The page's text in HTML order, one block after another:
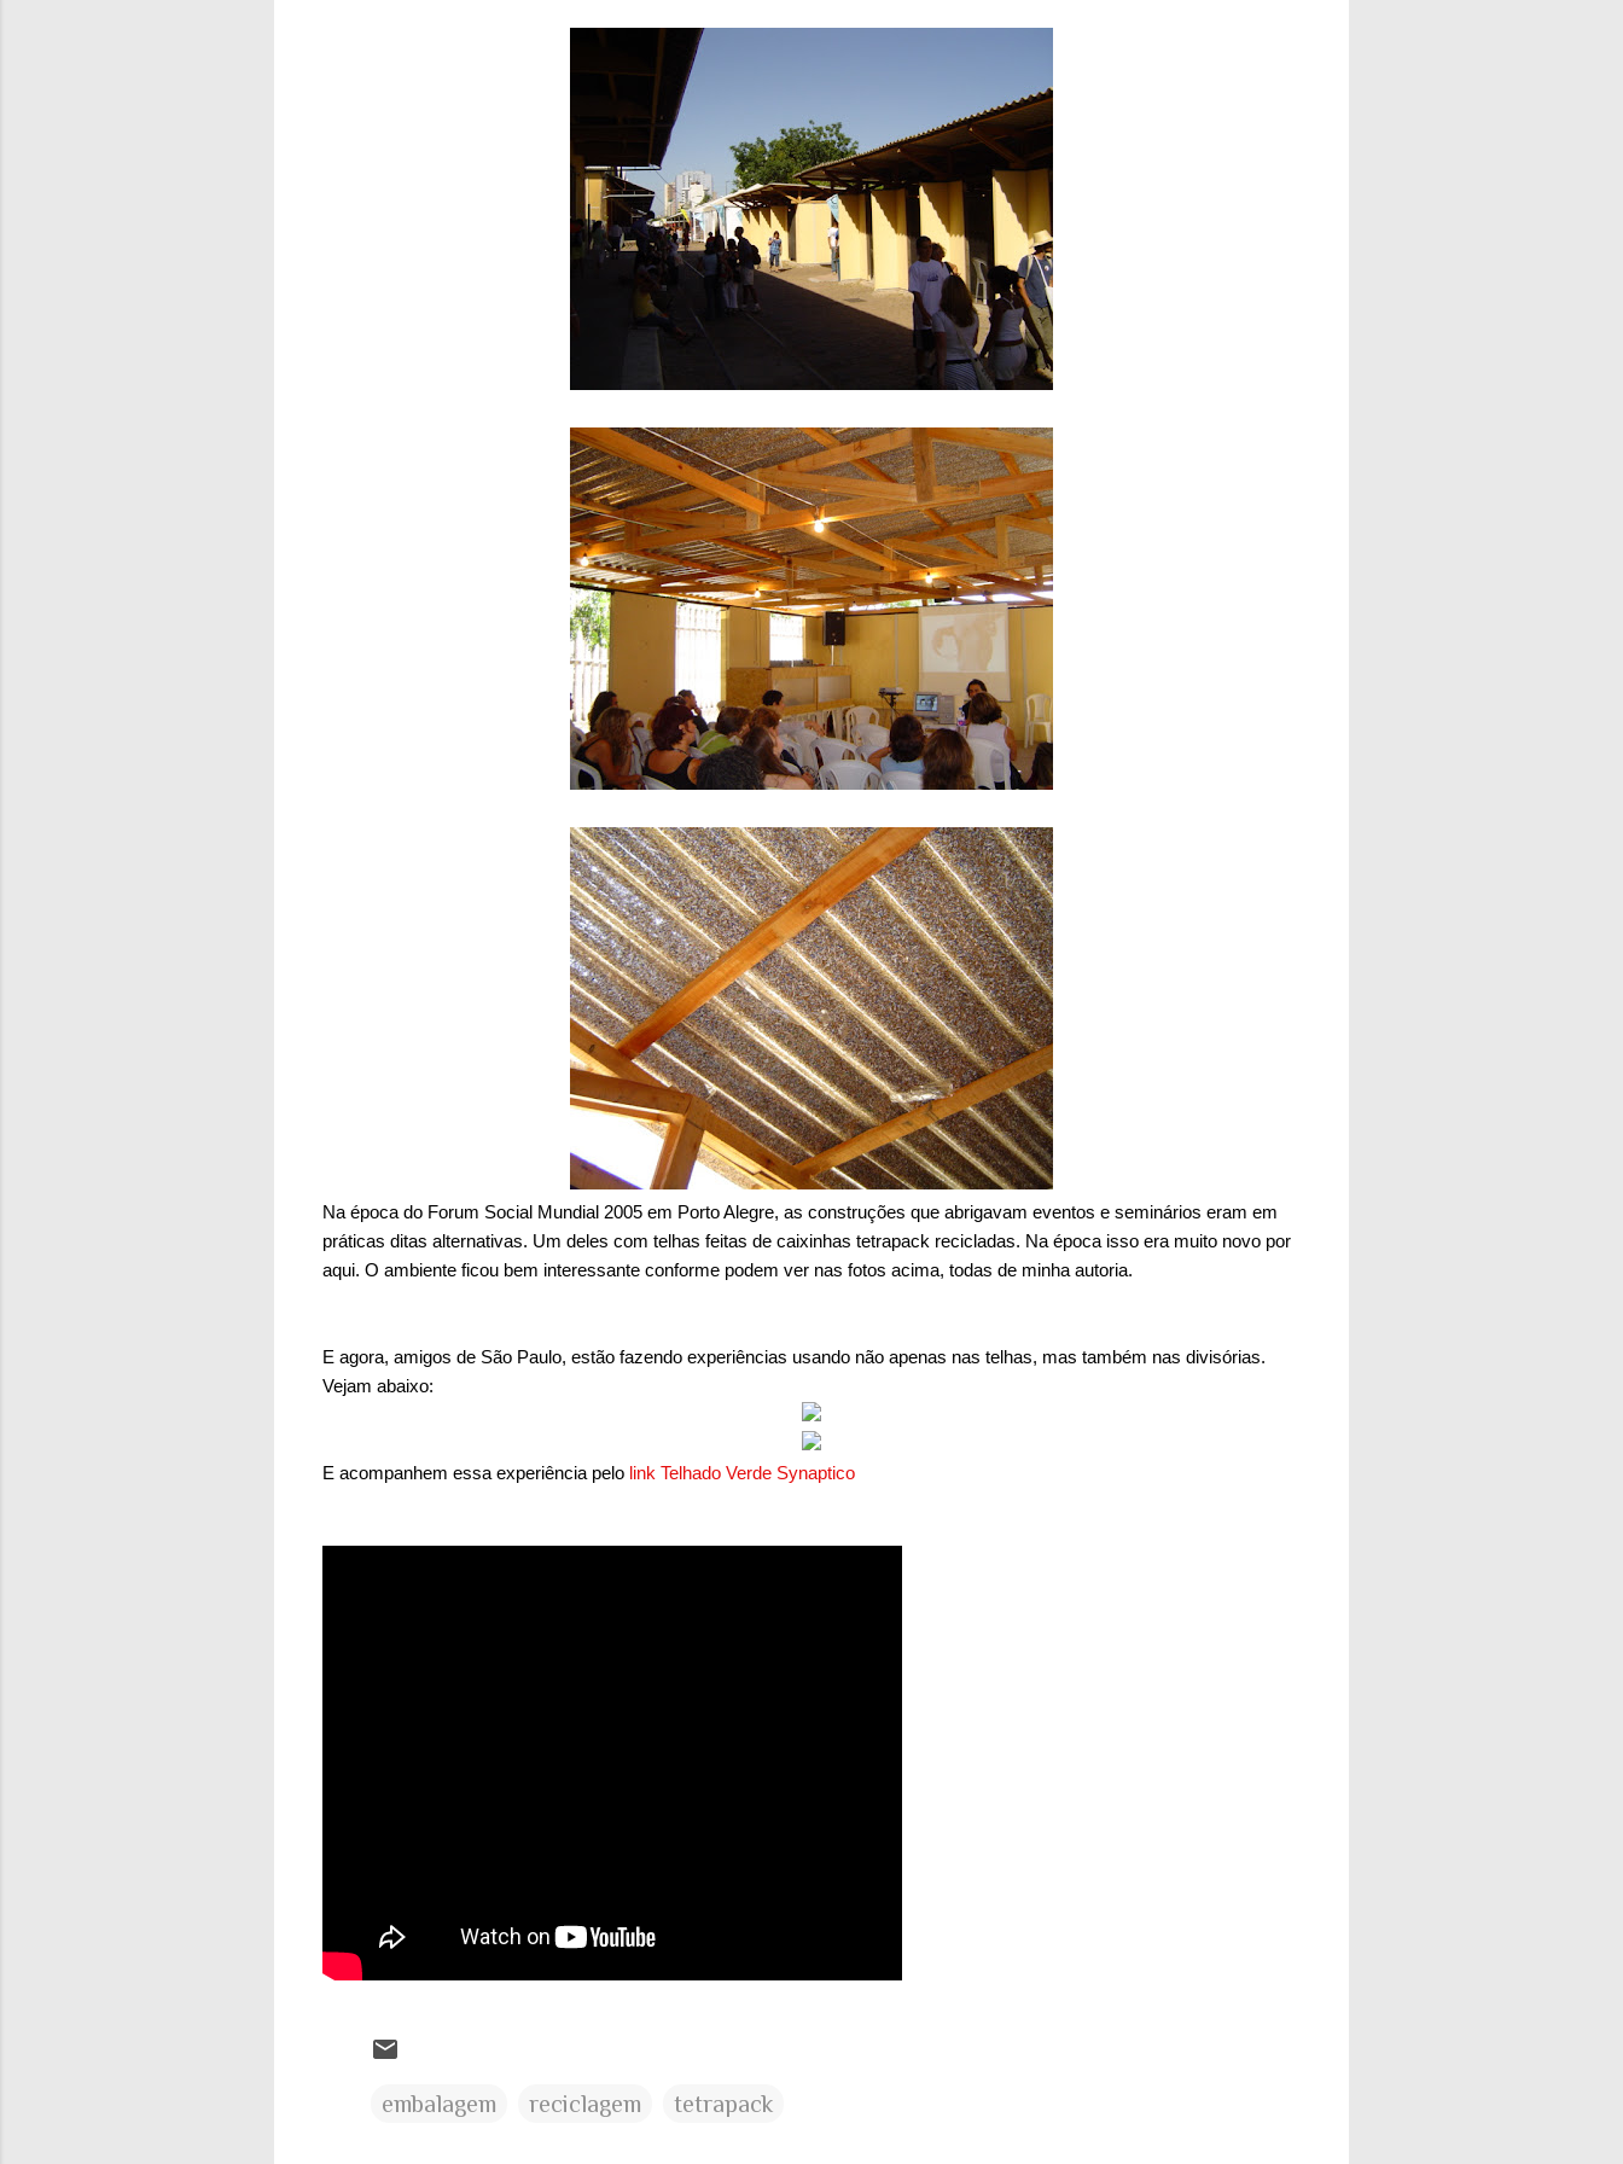
Na época do Forum Social Mundial 2005 em Porto Alegre, as construções que abrigavam eventos e seminários eram em
práticas ditas alternativas. Um deles com telhas feitas de caixinhas tetrapack recicladas. Na época isso era muito novo por
aqui. O ambiente ficou bem interessante conforme podem ver nas fotos acima, todas de minha autoria.
E agora, amigos de São Paulo, estão fazendo experiências usando não apenas nas telhas, mas também nas divisórias.
Vejam abaixo:
E acompanhem essa experiência pelo link Telhado Verde Synaptico
embalagem reciclagem tetrapack